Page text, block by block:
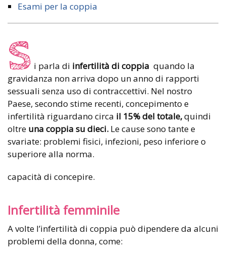
Esami per la coppia
S i parla di infertilità di coppia quando la
gravidanza non arriva dopo un anno di rapporti
sessuali senza uso di contraccettivi. Nel nostro
Paese, secondo stime recenti, concepimento e
infertilità riguardano circa il 15% del totale,quindi
oltre una coppia su dieci. Le cause sono tante e
svariate: problemi fisici, infezioni, peso inferiore o
superiore alla norma.
capacità di concepire.
Infertilità femminile
A volte l’infertilità di coppia può dipendere da alcuni
problemi della donna, come: